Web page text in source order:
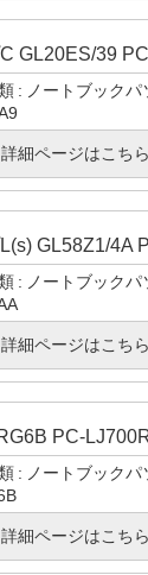
GL20ES/39
ノートブックパ
詳細ページはこちら
GL58Z1/4A
ノートブックパ
詳細ページはこちら
PC-
ノートブックパ
詳細ページはこちら